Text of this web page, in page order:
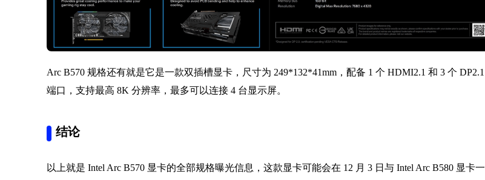
Arc B570 规格还有就是它是一款双插槽显卡，尺寸为 249*132*41mm，配备 1 个 HDMI2.1 和 3 个 DP2.1
端口，支持最高 8K 分辨率，最多可以连接 4 台显示屏。
结论
以上就是 Intel Arc B570 显卡的全部规格曝光信息，这款显卡可能会在 12 月 3 日与 Intel Arc B580 显卡一